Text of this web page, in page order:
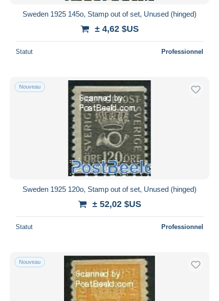
Sweden 1925 145o, Stamp out of set, Unused (hinged)
± 4,62 $US
Statut Professionnel
Nouveau
Sweden 1925 120o, Stamp out of set, Unused (hinged)
± 52,02 $US
Statut Professionnel
Nouveau